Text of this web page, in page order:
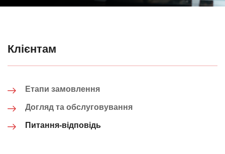
Клієнтам
Етапи замовлення
Догляд та обслуговування
Питання-відповідь